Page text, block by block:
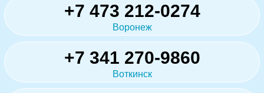
+7 473 212-0274
Воронеж
+7 341 270-9860
Воткинск